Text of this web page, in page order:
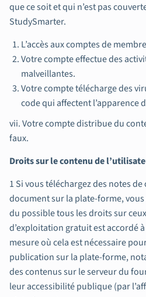
que ce soit et qui n’est pas
StudySmarter.
L’accès aux comptes de
Votre compte effectue des
malveillantes.
Votre compte télécharge des
code qui affectent l’apparence
vii. Votre compte distribue du
faux.
Droits sur le contenu de
1 Si vous téléchargez des notes
document sur la plate-forme,
du possible tous les droits sur
d’exploitation gratuit est accordé
mesure où cela est nécessaire
publication sur la plate-forme,
des contenus sur le serveur du
leur accessibilité publique (par